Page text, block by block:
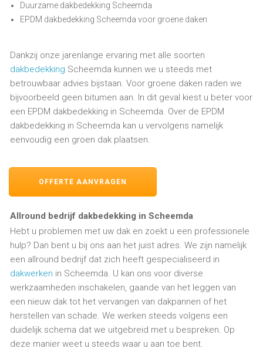
Duurzame dakbedekking Scheemda
EPDM dakbedekking Scheemda voor groene daken
Dankzij onze jarenlange ervaring met alle soorten
dakbedekking Scheemda kunnen we u steeds met
betrouwbaar advies bijstaan. Voor groene daken raden we
bijvoorbeeld geen bitumen aan. In dit geval kiest u beter voor
een EPDM dakbedekking in Scheemda. Over de EPDM
dakbedekking in Scheemda kan u vervolgens namelijk
eenvoudig een groen dak plaatsen.
OFFERTE AANVRAGEN
Allround bedrijf dakbedekking in Scheemda
Hebt u problemen met uw dak en zoekt u een professionele
hulp? Dan bent u bij ons aan het juist adres. We zijn namelijk
een allround bedrijf dat zich heeft gespecialiseerd in
dakwerken in Scheemda. U kan ons voor diverse
werkzaamheden inschakelen, gaande van het leggen van
een nieuw dak tot het vervangen van dakpannen of het
herstellen van schade. We werken steeds volgens een
duidelijk schema dat we uitgebreid met u bespreken. Op
deze manier weet u steeds waar u aan toe bent.